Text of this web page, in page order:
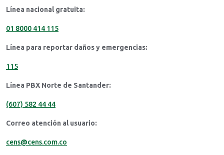
Línea nacional gratuita:
01 8000 414 115
Línea para reportar daños y emergencias:
115
Línea PBX Norte de Santander:
(607) 582 44 44
Correo atención al usuario:
cens@cens.com.co